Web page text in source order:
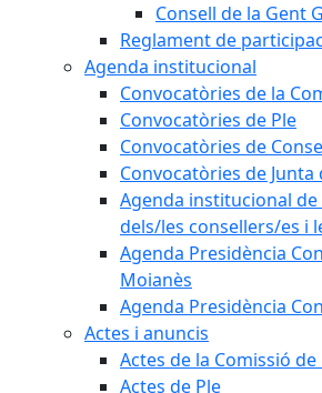
Consell de la Gent
Reglament de
Agenda institucional
Convocatòries de la
Convocatòries de Ple
Convocatòries de
Convocatòries de Junta
Agenda institucional de
dels/les consellers/es i
Agenda Presidència
Moianès
Agenda Presidència
Actes i anuncis
Actes de la Comissió
Actes de Ple